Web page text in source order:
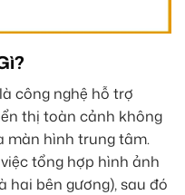
công nghệ hỗ trợ
thị toàn cảnh không
màn hình trung tâm.
tổng hợp hình ảnh
hai bên gương), sau đó